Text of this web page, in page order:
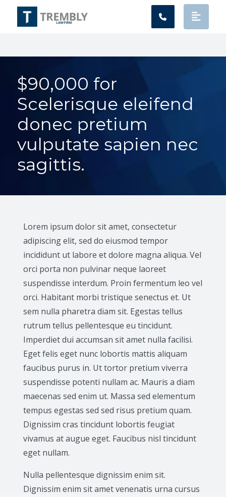
Main Navigation
$90,000 for
Scelerisque eleifend
donec pretium
vulputate sapien nec
sagittis.
Lorem ipsum dolor sit amet, consectetur
adipiscing elit, sed do eiusmod tempor
incididunt ut labore et dolore magna aliqua. Vel
orci porta non pulvinar neque laoreet
suspendisse interdum. Proin fermentum leo vel
orci. Habitant morbi tristique senectus et. Ut
sem nulla pharetra diam sit. Egestas tellus
rutrum tellus pellentesque eu tincidunt.
Imperdiet dui accumsan sit amet nulla facilisi.
Eget felis eget nunc lobortis mattis aliquam
faucibus purus in. Ut tortor pretium viverra
suspendisse potenti nullam ac. Mauris a diam
maecenas sed enim ut. Massa sed elementum
tempus egestas sed sed risus pretium quam.
Dignissim cras tincidunt lobortis feugiat
vivamus at augue eget. Faucibus nisl tincidunt
eget nullam.
Nulla pellentesque dignissim enim sit.
Dignissim enim sit amet venenatis urna cursus